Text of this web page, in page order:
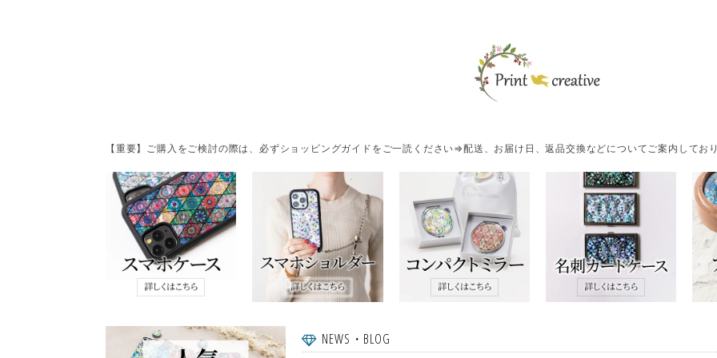
【重要】ご購入をご検討の際は、必ずショッピングガイドをご一読ください⇒配送、お届け日、返品交換などについてご案内してお
NEWS・BLOG